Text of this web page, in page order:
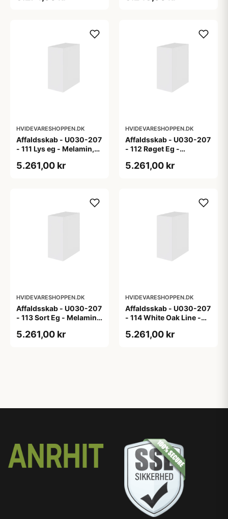
HVIDEVARESHOPPEN.DK
Affaldsskab - U030-207
- 111 Lys eg - Melamin,
5.261,00 kr
HVIDEVARESHOPPEN.DK
Affaldsskab - U030-207
- 112 Røget Eg -
5.261,00 kr
HVIDEVARESHOPPEN.DK
Affaldsskab - U030-207
- 113 Sort Eg - Melamin,
5.261,00 kr
HVIDEVARESHOPPEN.DK
Affaldsskab - U030-207
- 114 White Oak Line -
5.261,00 kr